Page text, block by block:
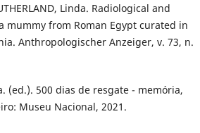
Linda. Radiological and
mummy from Roman Egypt curated in
Anthropologischer Anzeiger, v. 73, n.
(ed.). 500 dias de resgate - memória,
Museu Nacional, 2021.